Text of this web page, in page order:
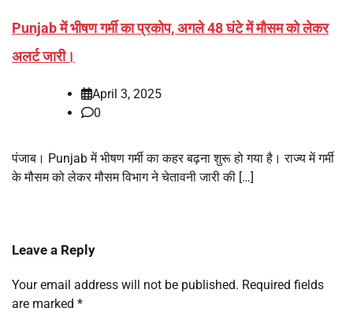
Punjab में भीषण गर्मी का प्रकोप, अगले 48 घंटे में मौसम को लेकर
अलर्ट जारी।
April 3, 2025
0
पंजाब। Punjab में भीषण गर्मी का कहर बढ़ना शुरू हो गया है। राज्य में गर्मी
के मौसम को लेकर मौसम विभाग ने चेतावनी जारी की […]
Leave a Reply
Your email address will not be published. Required fields
are marked *